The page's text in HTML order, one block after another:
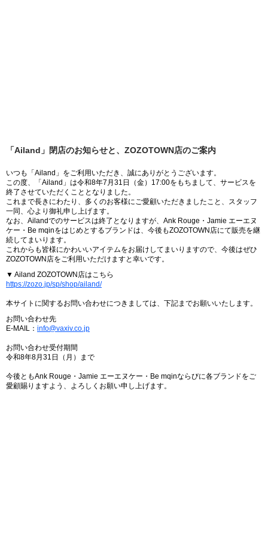
「Ailand」閉店のお知らせと、ZOZOTOWN店のご案内
いつも「Ailand」をご利用いただき、誠にありがとうございます。
この度、「Ailand」は令和8年7月31日（金）17:00をもちまして、サービスを
終了させていただくこととなりました。
これまで長きにわたり、多くのお客様にご愛顧いただきましたこと、スタッフ
一同、心より御礼申し上げます。
なお、Ailandでのサービスは終了となりますが、Ank Rouge・Jamie エーエヌ
ケー・Be mqinをはじめとするブランドは、今後もZOZOTOWN店にて販売を継
続してまいります。
これからも皆様にかわいいアイテムをお届けしてまいりますので、今後はぜひ
ZOZOTOWN店をご利用いただけますと幸いです。
▼ Ailand ZOZOTOWN店はこちら
https://zozo.jp/sp/shop/ailand/
本サイトに関するお問い合わせにつきましては、下記までお願いいたします。
お問い合わせ先
E-MAIL： info@vaxiv.co.jp
お問い合わせ受付期間
令和8年8月31日（月）まで
今後ともAnk Rouge・Jamie エーエヌケー・Be mqinならびに各ブランドをご
愛顧賜りますよう、よろしくお願い申し上げます。